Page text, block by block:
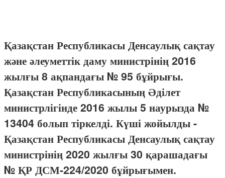
Қазақстан Республикасы Денсаулық сақтау
және әлеуметтік даму министрінің 2016
жылғы 8 ақпандағы № 95 бұйрығы.
Қазақстан Республикасының Әділет
министрлігінде 2016 жылы 5 наурызда №
13404 болып тіркелді. Күші жойылды -
Қазақстан Республикасы Денсаулық сақтау
министрінің 2020 жылғы 30 қарашадағы
№ ҚР ДСМ-224/2020 бұйрығымен.